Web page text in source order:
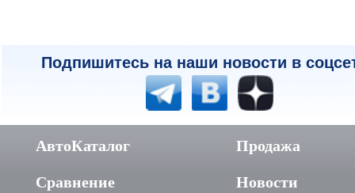
Подпишитесь на наши новости в
АвтоКаталог
Сравнение
Продажа
Новости